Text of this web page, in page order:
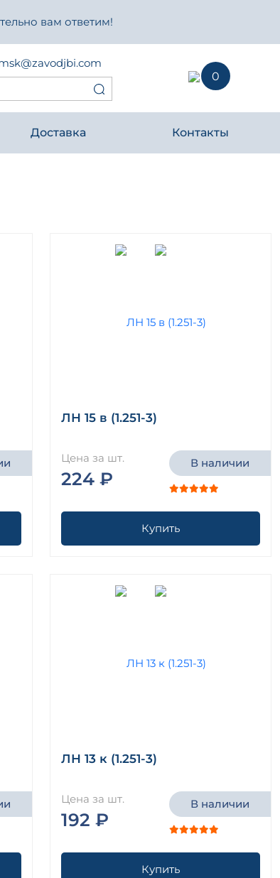
вам ответим!
0
Доставка Контакты
ЛН 15 в (1.251-3)
Цена за шт.
224 ₽
В наличии
Купить
ЛН 13 к (1.251-3)
Цена за шт.
192 ₽
В наличии
Купить